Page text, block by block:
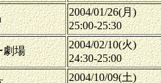
2004/01/26(月)
25:00-25:30
劇場
2004/02/10(火)
24:30-25:00
2004/10/09(土)